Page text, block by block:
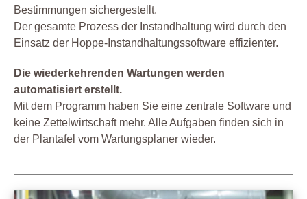
Bestimmungen sichergestellt.
Der gesamte Prozess der Instandhaltung wird durch den
Einsatz der Hoppe-Instandhaltungssoftware effizienter.
Die wiederkehrenden Wartungen werden
automatisiert erstellt.
Mit dem Programm haben Sie eine zentrale Software und
keine Zettelwirtschaft mehr. Alle Aufgaben finden sich in
der Plantafel vom Wartungsplaner wieder.